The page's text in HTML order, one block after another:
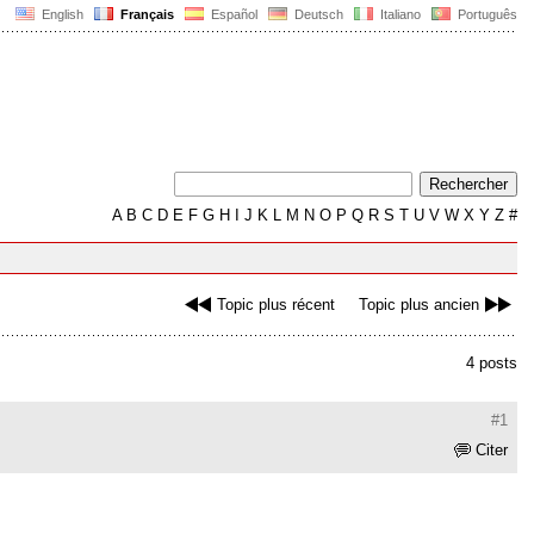
English Français Español Deutsch Italiano Português
AB C D E F G H J K L M N O P Q R S T U V W X Y Z #
Topic plus récent Topic plus ancien
4 posts
#1
Citer